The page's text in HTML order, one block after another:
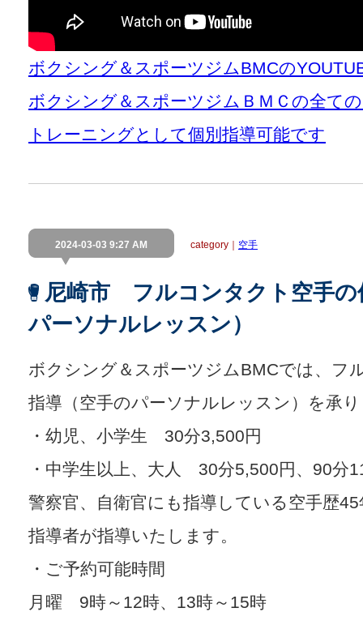
ボクシング＆スポーツジムBMCの
ボクシング＆スポーツジムＢＭＣの全て
トレーニングとして個別指導可能です
2024-03-03 9:27 AM category｜ 空手
尼崎市 フルコンタクト空手の
パーソナルレッスン）
ボクシング＆スポーツジムBMCでは、フ
指導（空手のパーソナルレッスン）を承
・幼児、小学生 30分3,500円
・中学生以上、大人 30分5,500円、90分
警察官、自衛官にも指導している空手歴
指導者が指導いたします。
・ご予約可能時間
月曜 9時～12時、13時～15時